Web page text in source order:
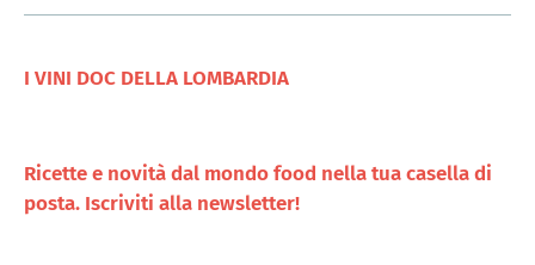
I VINI DOC DELLA LOMBARDIA
Ricette e novità dal mondo food nella tua casella di
posta. Iscriviti alla newsletter!